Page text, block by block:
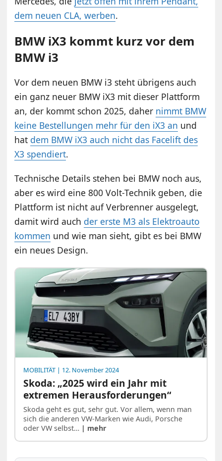
dem neuen CLA, werben.
BMW iX3 kommt kurz vor dem
BMW i3
Vor dem neuen BMW i3 steht übrigens auch
ein ganz neuer BMW iX3 mit dieser Plattform
an, der kommt schon 2025, daher nimmt BMW
keine Bestellungen mehr für den iX3 an und
hat dem BMW iX3 auch nicht das Facelift des
X3 spendiert.
Technische Details stehen bei BMW noch aus,
aber es wird eine 800 Volt-Technik geben, die
Plattform ist nicht auf Verbrenner ausgelegt,
damit wird auch der erste M3 als Elektroauto
kommen und wie man sieht, gibt es bei BMW
ein neues Design.
MOBILITÄT | 12. November 2024
Skoda: „2025 wird ein Jahr mit
extremen Herausforderungen“
Skoda geht es gut, sehr gut. Vor allem, wenn man
sich die anderen VW-Marken wie Audi, Porsche
oder VW selbst… | mehr